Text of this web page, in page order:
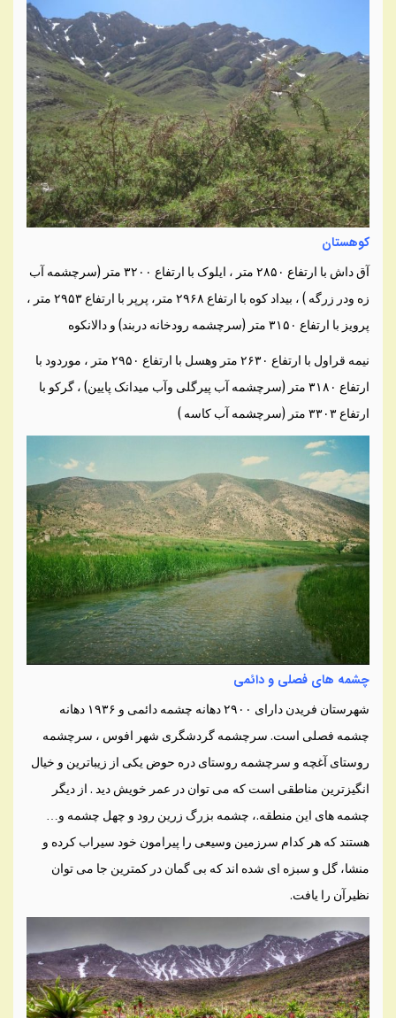
کوهستان
آق داش با ارتفاع ۲۸۵۰ متر ، ایلوک با ارتفاع ۳۲۰۰ متر (سرچشمه آب
زه ودر زرگه ) ، بیداد کوه با ارتفاع ۲۹۶۸ متر، پرپر با ارتفاع ۲۹۵۳ متر ،
پرویز با ارتفاع ۳۱۵۰ متر (سرچشمه رودخانه دربند) و دالانکوه
نیمه قراول با ارتفاع ۲۶۳۰ متر وهسل با ارتفاع ۲۹۵۰ متر ، موردود با
ارتفاع ۳۱۸۰ متر (سرچشمه آب پیرگلی وآب میدانک پایین) ، گرکو با
ارتفاع ۳۳۰۳ متر (سرچشمه آب کاسه )
چشمه های فصلی و دائمی
شهرستان فریدن دارای ۲۹۰۰ دهانه چشمه دائمی و ۱۹۳۶ دهانه
چشمه فصلی است. سرچشمه گردشگری شهر افوس ، سرچشمه
روستای آغچه و سرچشمه روستای دره حوض یکی از زیباترین و خیال
انگیزترین مناطقی است که می توان در عمر خویش دید . از دیگر
چشمه های این منطقه.، چشمه بزرگ زرین رود و چهل چشمه و…
هستند که هر کدام سرزمین وسیعی را پیرامون خود سیراب کرده و
منشا، گل و سبزه ای شده اند که بی گمان در کمترین جا می توان
نظیرآن را یافت.